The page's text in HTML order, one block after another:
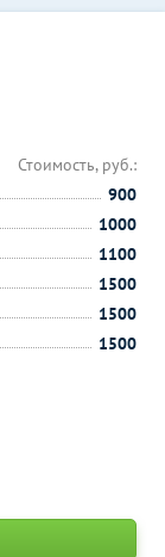
Стоимость, руб.:
900
1000
1100
1500
1500
1500